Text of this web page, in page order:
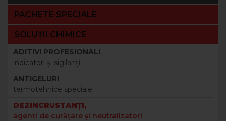
PACHETE SPECIALE
SOLUȚII CHIMICE
ADITIVI PROFESIONALI,
indicatori şi sigilanţi
ANTIGELURI
termotehnice speciale
DEZINCRUSTANŢI,
agenţi de curăţare şi neutralizatori